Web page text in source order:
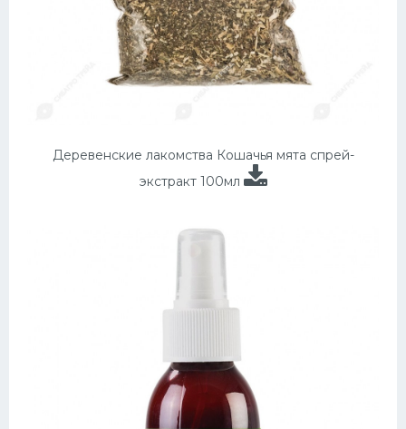
Деревенские лакомства Кошачья мята спрей-
экстракт 100мл